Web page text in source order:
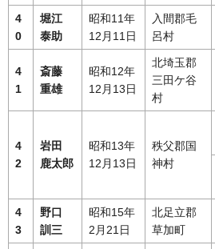
4
0
堀江
泰助
昭和11年
12月11日
入間郡毛
呂村
4
1
斎藤
重雄
昭和12年
12月13日
北埼玉郡
三田ケ谷
村
4
2
岩田
鹿太郎
昭和13年
12月13日
秩父郡国
神村
4
3
野口
訓三
昭和15年
2月21日
北足立郡
草加町